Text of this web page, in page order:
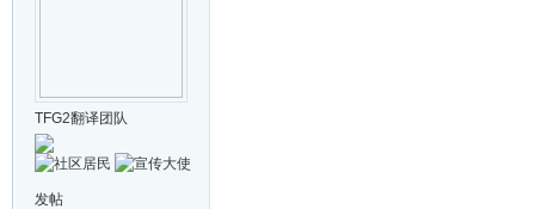
TFG2翻译团队
发帖